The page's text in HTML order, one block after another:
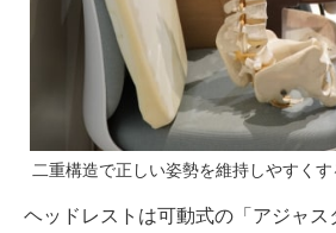
二重構造で正しい姿勢を維持しやすくす
ヘッドレストは可動式の「アジャス